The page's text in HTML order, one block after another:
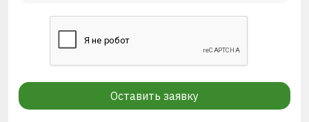
Оставить заявку